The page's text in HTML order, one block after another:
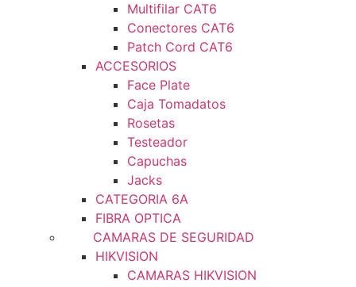
Multifilar CAT6
Conectores CAT6
Patch Cord CAT6
ACCESORIOS
Face Plate
Caja Tomadatos
Rosetas
Testeador
Capuchas
Jacks
CATEGORIA 6A
FIBRA OPTICA
CAMARAS DE SEGURIDAD
HIKVISION
CAMARAS HIKVISION